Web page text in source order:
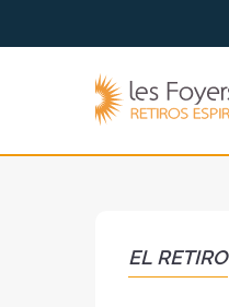
menu
contenidos
EL RETIRO